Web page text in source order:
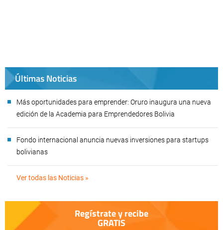
Últimas Noticias
Más oportunidades para emprender: Oruro inaugura una nueva
edición de la Academia para Emprendedores Bolivia
Fondo internacional anuncia nuevas inversiones para startups
bolivianas
Ver todas las Noticias »
Regístrate y recibe
GRATIS